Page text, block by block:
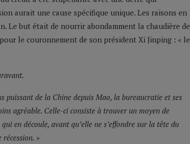
aurait une cause spécifique unique. Les raisons en
Le but était de nourrir abondamment la chaudière de
le couronnement de son président Xi Jinping : « le
de la Chine depuis Mao, la bureaucratie et ses
agréable. Celle-ci consiste à trouver un moyen de
en découle, avant qu’elle ne s’effondre sur la tête du
»